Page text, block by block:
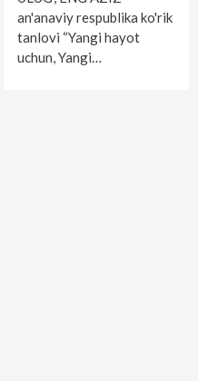
an'anaviy respublika ko'rik
tanlovi “Yangi hayot
uchun, Yangi…